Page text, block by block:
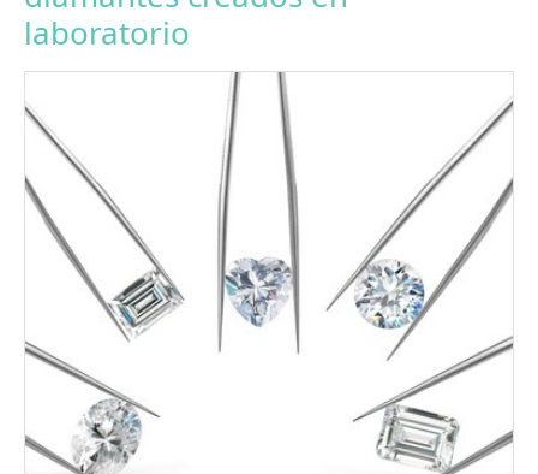
laboratorio